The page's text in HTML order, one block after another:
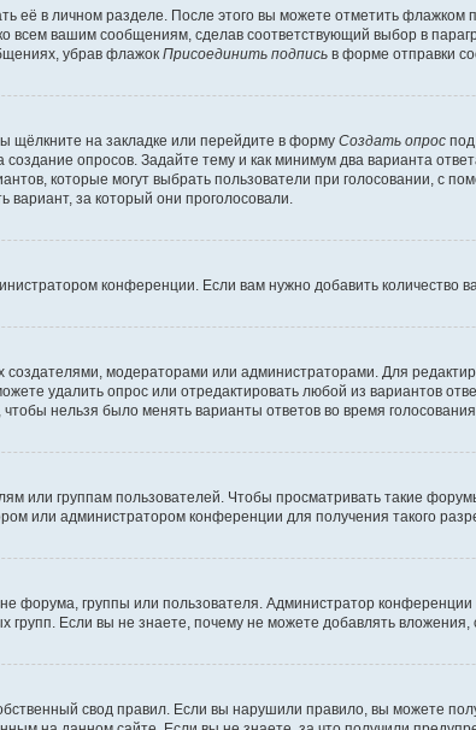
её в личном разделе. После этого вы можете отметить флажком
всем вашим сообщениям, сделав соответствующий выбор в
убрав флажок Присоединить подпись в форме отправки
щёлкните на закладке или перейдите в форму Создать опрос
опросов. Задайте тему и как минимум два варианта
которые могут выбрать пользователи при голосовании, с
за который они проголосовали.
конференции. Если вам нужно добавить
создателями, модераторами или администраторами. Для
удалить опрос или отредактировать любой из вариантов
нельзя было менять варианты ответов во время голосования.
или группам пользователей. Чтобы просматривать такие
или администратором конференции для получения такого
форума, группы или пользователя. Администратор
Если вы не знаете, почему не можете добавлять
свод правил. Если вы нарушили правило, вы можете